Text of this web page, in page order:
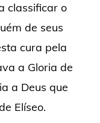
classificar o
de seus
cura pela
a Gloria de
a Deus que
Elíseo.